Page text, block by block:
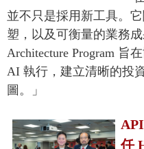
並不只是採用新工具。
塑，以及可衡量的業務
Architecture Program 旨
AI 執行，建立清晰的投
圖。」
任